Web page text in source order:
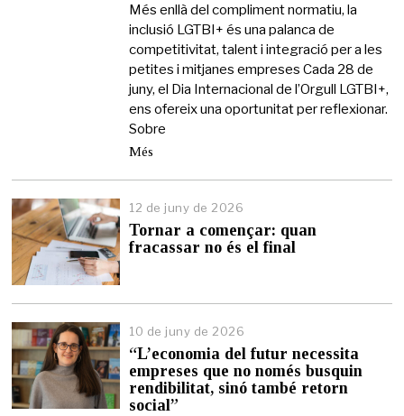
u
n
y
d
e
2
0
Més enllà del compliment normatiu, la
inclusió LGTBI+ és una palanca de
competitivitat, talent i integració per a les
petites i mitjanes empreses Cada 28 de
juny, el Dia Internacional de l’Orgull LGTBI+,
ens ofereix una oportunitat per reflexionar.
Sobre
Més
12 de juny de 2026
2
d
e
n
e
2
0
Tornar a començar: quan
fracassar no és el final
10 de juny de 2026
“L’economia del futur necessita
empreses que no només busquin
rendibilitat, sinó també retorn
social”